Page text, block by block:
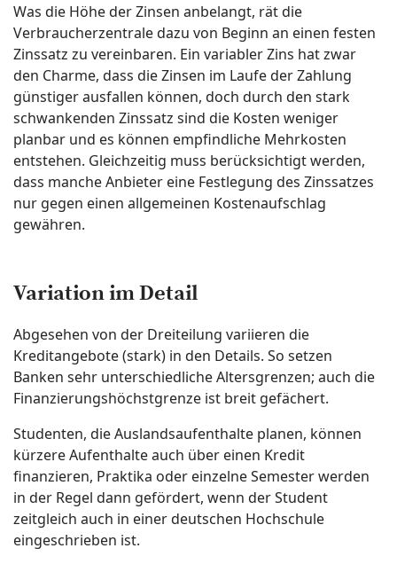
Was die Höhe der Zinsen anbelangt, rät die
Verbraucherzentrale dazu von Beginn an einen festen
Zinssatz zu vereinbaren. Ein variabler Zins hat zwar
den Charme, dass die Zinsen im Laufe der Zahlung
günstiger ausfallen können, doch durch den stark
schwankenden Zinssatz sind die Kosten weniger
planbar und es können empfindliche Mehrkosten
entstehen. Gleichzeitig muss berücksichtigt werden,
dass manche Anbieter eine Festlegung des Zinssatzes
nur gegen einen allgemeinen Kostenaufschlag
gewähren.
Variation im Detail
Abgesehen von der Dreiteilung variieren die
Kreditangebote (stark) in den Details. So setzen
Banken sehr unterschiedliche Altersgrenzen; auch die
Finanzierungshöchstgrenze ist breit gefächert.
Studenten, die Auslandsaufenthalte planen, können
kürzere Aufenthalte auch über einen Kredit
finanzieren, Praktika oder einzelne Semester werden
in der Regel dann gefördert, wenn der Student
zeitgleich auch in einer deutschen Hochschule
eingeschrieben ist.